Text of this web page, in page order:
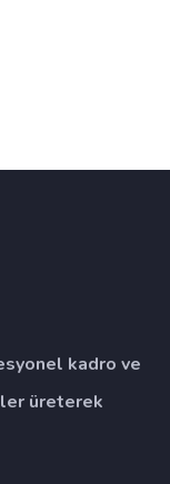
kadro ve
üreterek